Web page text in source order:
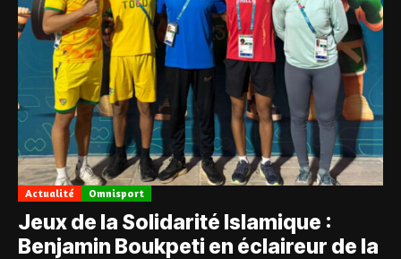
Actualité Omnisport
Jeux de la Solidarité Islamique :
Benjamin Boukpeti en éclaireur de la